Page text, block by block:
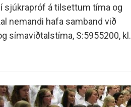
og hollvinasamtök MH
um Sverri S.
áfanga og fall á önn
úr áfanga
sjúkrapróf á tilsettum tíma og
nemandi hafa samband við
símaviðtalstíma, S:5955200, kl.